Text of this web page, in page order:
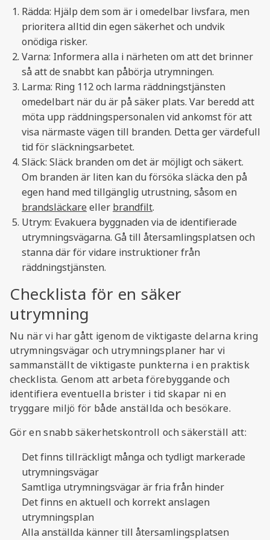
Rädda: Hjälp dem som är i omedelbar livsfara, men
prioritera alltid din egen säkerhet och undvik
onödiga risker.
Varna: Informera alla i närheten om att det brinner
så att de snabbt kan påbörja utrymningen.
Larma: Ring 112 och larma räddningstjänsten
omedelbart när du är på säker plats. Var beredd att
möta upp räddningspersonalen vid ankomst för att
visa närmaste vägen till branden. Detta ger värdefull
tid för släckningsarbetet.
Släck: Släck branden om det är möjligt och säkert.
Om branden är liten kan du försöka släcka den på
egen hand med tillgänglig utrustning, såsom en
brandsläckare eller brandfilt.
Utrym: Evakuera byggnaden via de identifierade
utrymningsvägarna. Gå till återsamlingsplatsen och
stanna där för vidare instruktioner från
räddningstjänsten.
Checklista för en säker
utrymning
Nu när vi har gått igenom de viktigaste delarna kring
utrymningsvägar och utrymningsplaner har vi
sammanställt de viktigaste punkterna i en praktisk
checklista. Genom att arbeta förebyggande och
identifiera eventuella brister i tid skapar ni en
tryggare miljö för både anställda och besökare.
Gör en snabb säkerhetskontroll och säkerställ att:
Det finns tillräckligt många och tydligt markerade
utrymningsvägar
Samtliga utrymningsvägar är fria från hinder
Det finns en aktuell och korrekt anslagen
utrymningsplan
Alla anställda känner till återsamlingsplatsen